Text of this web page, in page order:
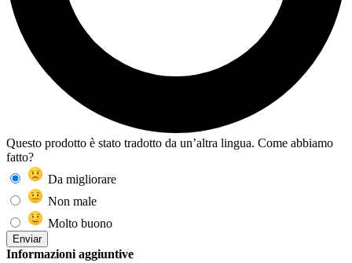
Questo prodotto è stato tradotto da un’altra lingua. Come abbiamo
fatto?
Da migliorare
Non male
Molto buono
Enviar
Informazioni aggiuntive